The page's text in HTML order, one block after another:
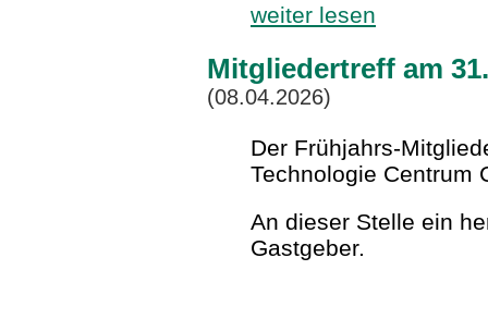
weiter lesen
Mitgliedertreff am
(08.04.2026)
Der Frühjahrs-
Technologie Centrum
An dieser Stelle ein
Gastgeber.